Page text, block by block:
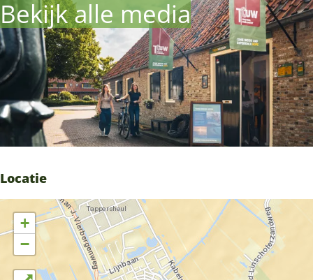
Bekijk alle media
Locatie
+
−